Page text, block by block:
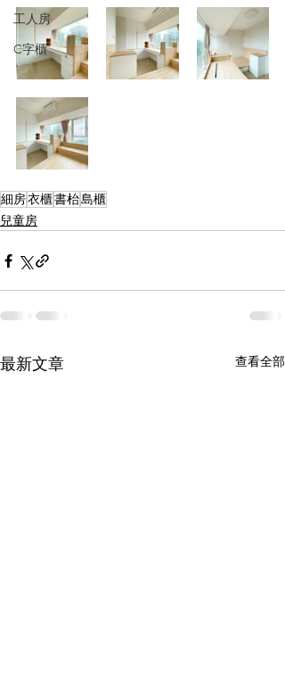
工人房
C字櫃
細房衣櫃書枱島櫃
兒童房
最新文章 查看全部